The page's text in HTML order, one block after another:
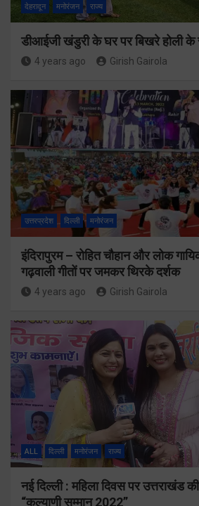
देहरादून मनोरंजन राज्य
डीआईजी खंडुरी के घर पर बिखरे होली के
4 years ago Girish Gairola
उत्तरप्रदेश दिल्ली मनोरंजन
इंदिरापुरम – रोहित चौहान और लोक
गढ़वाली गीतों पर जमकर थिरके दर्शक
4 years ago Girish Gairola
ALL दिल्ली मनोरंजन राज्य
नई दिल्ली : महिला दिवस पर उत्तराखंड
“कल्याणी सम्मान 2022”